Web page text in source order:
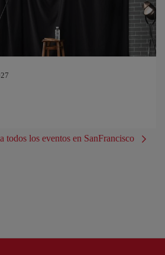
todos los eventos en SanFrancisco